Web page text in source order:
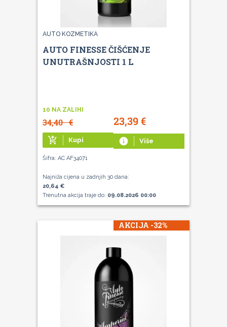
AUTO KOZMETIKA
AUTO FINESSE ČIŠĆENJE
UNUTRAŠNJOSTI 1 L
10 NA ZALIHI
34,40€ 23,39€
add_shopping_cart Kupi info Više
Šifra: AC AF34071
Najniža cijena u zadnjih 30 dana:
20,64 €
Trenutna akcija traje do: 09.08.2026 00:00
AKCIJA -32%